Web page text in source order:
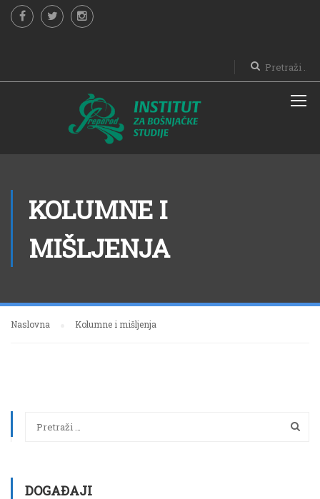
KOLUMNE I
MIŠLJENJA
Naslovna Kolumne i mišljenja
DOGAĐAJI